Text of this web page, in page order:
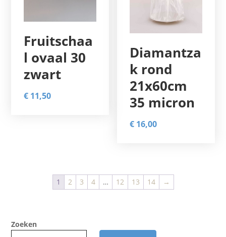
Zoeken
Fruitschaa
l ovaal 30
zwart
€ 11,50
Diamantza
k rond
21x60cm
35 micron
€ 16,00
1 2 3 4 … 12 13 14 →